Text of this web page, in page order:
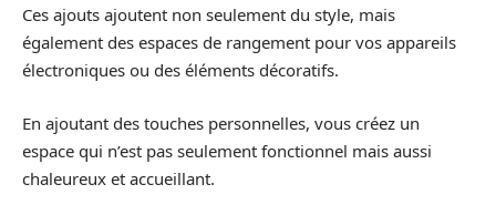
Ces ajouts ajoutent non seulement du style, mais
également des espaces de rangement pour vos appareils
électroniques ou des éléments décoratifs.
En ajoutant des touches personnelles, vous créez un
espace qui n’est pas seulement fonctionnel mais aussi
chaleureux et accueillant.